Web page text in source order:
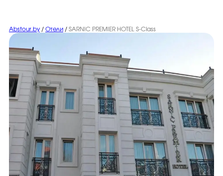
Abstour.by / Отели / SARNIC PREMIER HOTEL S-Class